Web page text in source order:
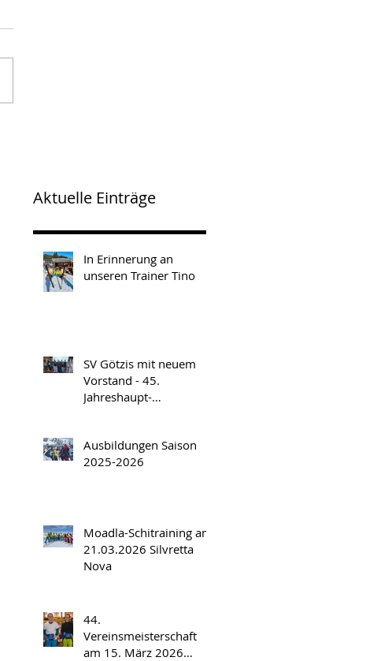
Aktuelle Einträge
In Erinnerung an
unseren Trainer Tino
SV Götzis mit neuem
Vorstand - 45.
Jahreshaupt-
Ausbildungen Saison
2025-2026
Moadla-Schitraining am
21.03.2026 Silvretta
Nova
44.
Vereinsmeisterschaft
am 15. März 2026